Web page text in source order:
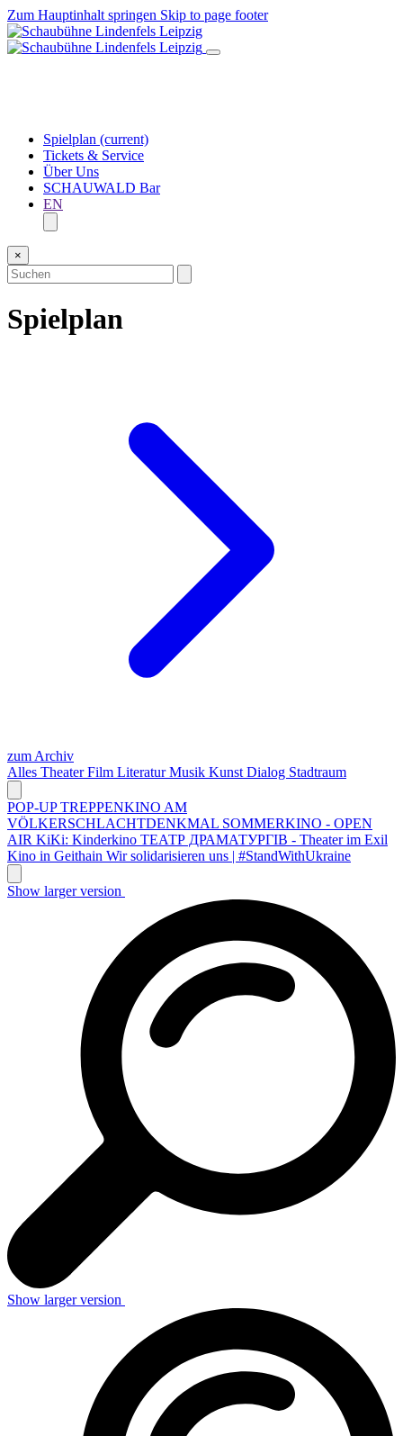
Zum Hauptinhalt springen Skip to page footer
Spielplan (current)
Tickets & Service
Über Uns
SCHAUWALD Bar
EN
×
Spielplan
zum Archiv
Alles TheaterFilm LiteraturMusik Kunst Dialog Stadtraum
POP-UP TREPPENKINO AM
VÖLKERSCHLACHTDENKMAL SOMMERKINO - OPEN
AIR KiKi: Kinderkino ТЕАТР ДРАМАТУРГІВ - Theater im Exil
Kino in Geithain Wir solidarisieren uns | #StandWithUkraine
Show larger version
Show larger version